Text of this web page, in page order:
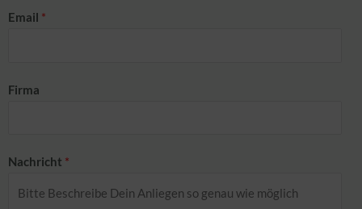
Email *
Firma
Nachricht *